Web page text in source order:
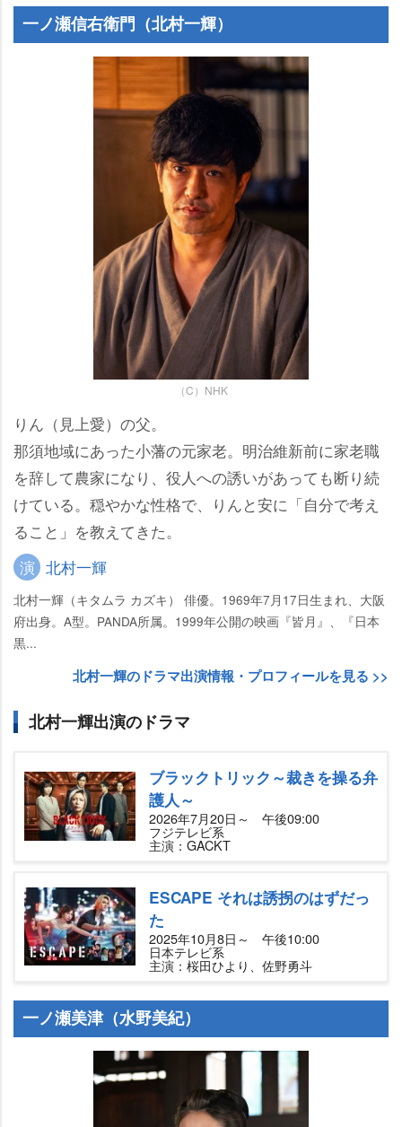
一ノ瀬信右衛門（北村一輝）
（C）NHK
りん（見上愛）の父。
那須地域にあった小藩の元家老。明治維新前に家老職
を辞して農家になり、役人への誘いがあっても断り続
けている。穏やかな性格で、りんと安に「自分で考え
ること」を教えてきた。
演 北村一輝
北村一輝（キタムラ カズキ） 俳優。1969年7月17日生まれ、大阪
府出身。A型。PANDA所属。1999年公開の映画『皆月』、『日本
黒...
北村一輝のドラマ出演情報・プロフィールを見る >>
北村一輝出演のドラマ
ブラックトリック～裁きを操る弁
護人～
2026年7月20日～ 午後09:00
フジテレビ系
主演：GACKT
ESCAPE それは誘拐のはずだっ
た
2025年10月8日～ 午後10:00
日本テレビ系
主演：桜田ひより、佐野勇斗
一ノ瀬美津（水野美紀）